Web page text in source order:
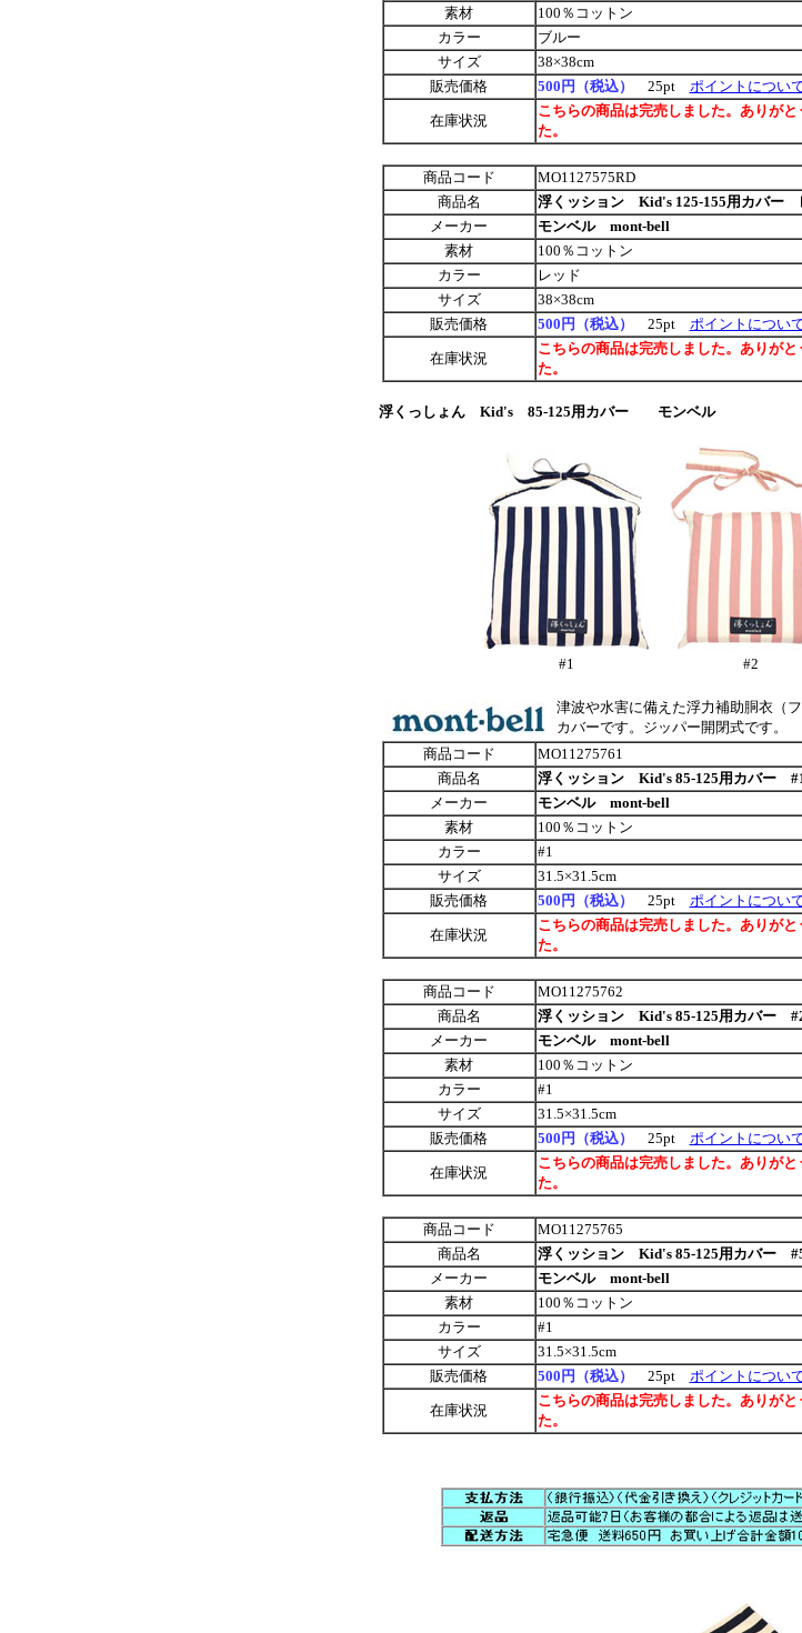
素材
100％コットン
カラー
ブルー
サイズ
38×38cm
販売価格
500円（税込） 25pt ポイントについ
在庫状況
こちらの商品は完売しました。ありがと
た。
商品コード MO1127575RD
商品名
浮くッション Kid's 125-155用カバー
メーカー
モンベル mont-bell
素材
100％コットン
カラー
レッド
サイズ
38×38cm
販売価格
500円（税込） 25pt ポイントについ
在庫状況
こちらの商品は完売しました。ありがと
た。
浮くっしょん Kid's 85-125用カバー モンベル
#1 #2
津波や水害に備えた浮力補助胴衣（
カバーです。ジッパー開閉式です。
商品コード
MO11275761
商品名
浮くッション Kid's 85-125用カバー
メーカー
モンベル mont-bell
素材
100％コットン
カラー
#1
サイズ
31.5×31.5cm
販売価格
500円（税込） 25pt ポイントについ
在庫状況
こちらの商品は完売しました。ありがと
た。
商品コード MO11275762
商品名
浮くッション Kid's 85-125用カバー
メーカー
モンベル mont-bell
素材
100％コットン
カラー
#1
サイズ
31.5×31.5cm
販売価格
500円（税込） 25pt ポイントについ
在庫状況
こちらの商品は完売しました。ありがと
た。
商品コード MO11275765
商品名
浮くッション Kid's 85-125用カバー
メーカー
モンベル mont-bell
素材
100％コットン
カラー
#1
サイズ
31.5×31.5cm
販売価格
500円（税込） 25pt ポイントについ
在庫状況
こちらの商品は完売しました。ありがと
た。